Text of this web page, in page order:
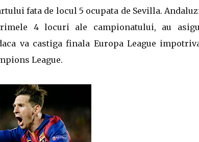
fata de locul 5 ocupata de Sevilla.
4 locuri ale campionatului, au
va castiga finala Europa League
League.